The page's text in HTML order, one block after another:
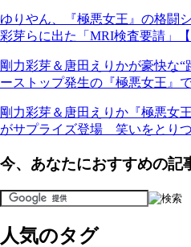
ゆりやん、『極悪女王』の格闘
彩芽らに出た「MRI検査要請」【
剛力彩芽＆唐田えりかが豪快な
ーストップ発生の『極悪女王』
剛力彩芽＆唐田えりか『極悪女
がサプライズ登場 笑いをとり
今、あなたにおすすめの記
人気のタグ